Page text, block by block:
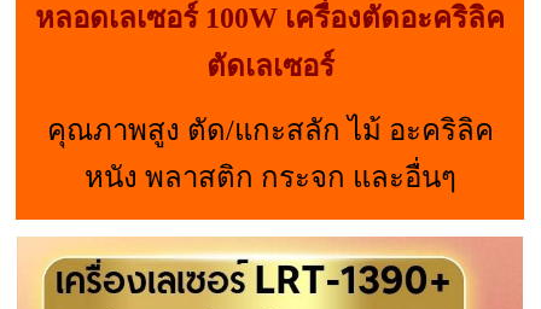
หลอดเลเซอร์ 100W เครื่องตัดอะคริลิค
ตัดเลเซอร์
คุณภาพสูง ตัด/แกะสลัก ไม้ อะคริลิค
หนัง พลาสติก กระจก และอื่นๆ